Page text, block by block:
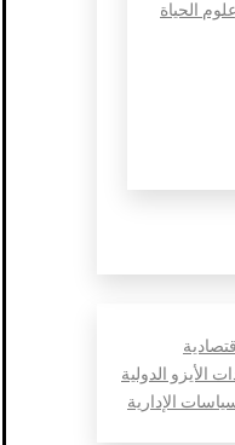
الحياة
الأيزو الدولية
الإدارية